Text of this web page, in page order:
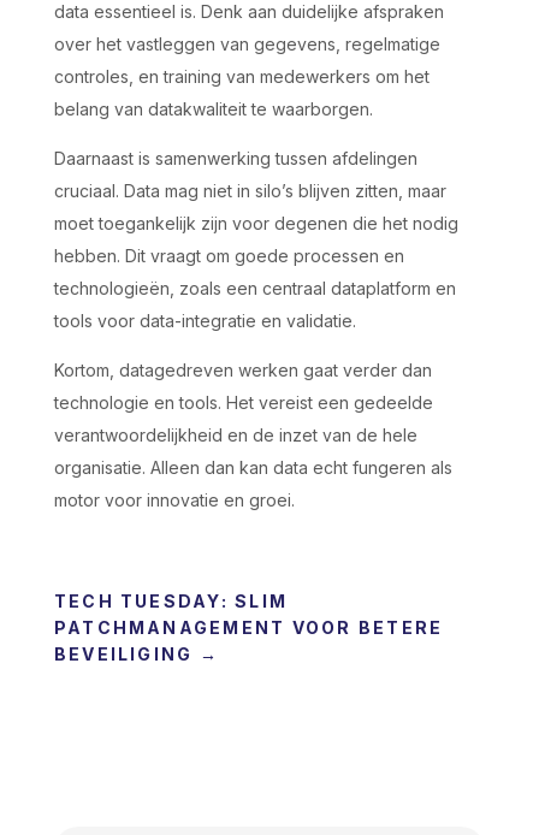
data essentieel is. Denk aan duidelijke afspraken
over het vastleggen van gegevens, regelmatige
controles, en training van medewerkers om het
belang van datakwaliteit te waarborgen.
Daarnaast is samenwerking tussen afdelingen
cruciaal. Data mag niet in silo’s blijven zitten, maar
moet toegankelijk zijn voor degenen die het nodig
hebben. Dit vraagt om goede processen en
technologieën, zoals een centraal dataplatform en
tools voor data-integratie en validatie.
Kortom, datagedreven werken gaat verder dan
technologie en tools. Het vereist een gedeelde
verantwoordelijkheid en de inzet van de hele
organisatie. Alleen dan kan data echt fungeren als
motor voor innovatie en groei.
TECH TUESDAY: SLIM
PATCHMANAGEMENT VOOR BETERE
BEVEILIGING
→